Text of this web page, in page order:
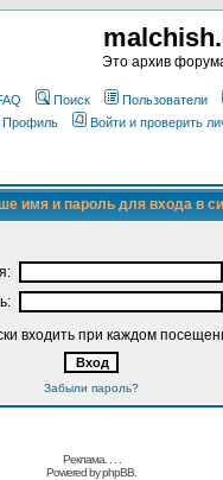
Это архив
Поиск Пользователи
Профиль
Войти и проверить
имя и пароль для входа в
входить при каждом
Забыли пароль?
Реклама. . .
Powered byphpBB.